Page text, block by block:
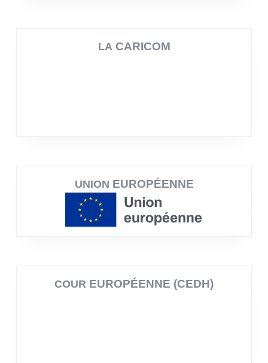
LA CARICOM
UNION EUROPÉENNE
COUR EUROPÉENNE (CEDH)